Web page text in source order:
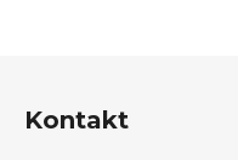
Kontakt